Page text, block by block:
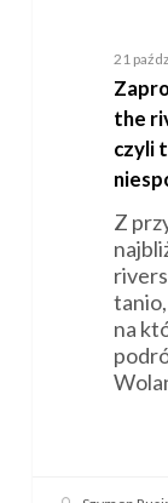
21
the
czyli
Z
na